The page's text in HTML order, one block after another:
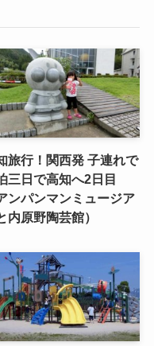
旅行！関西発 子連れで
三日で高知へ2日目
ンパンマンミュージア
内原野陶芸館）